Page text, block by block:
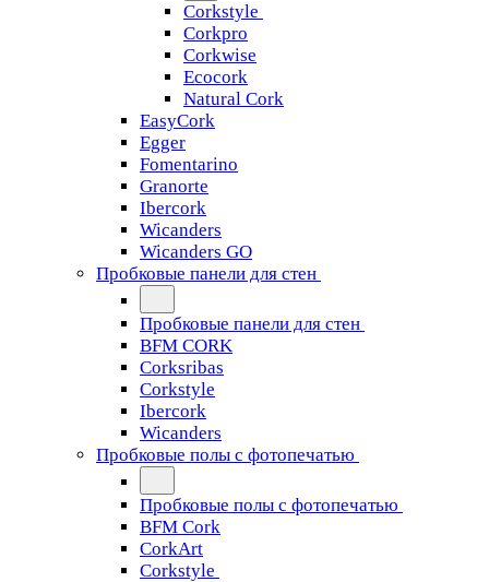
Corkstyle
Corkpro
Corkwise
Ecocork
Natural Cork
EasyCork
Egger
Fomentarino
Granorte
Ibercork
Wicanders
Wicanders GO
Пробковые панели для стен
Пробковые панели для стен
BFM CORK
Corksribas
Corkstyle
Ibercork
Wicanders
Пробковые полы с фотопечатью
Пробковые полы с фотопечатью
BFM Cork
CorkArt
Corkstyle